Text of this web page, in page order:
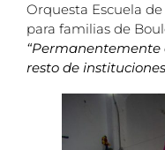
Orquesta Escuela
para familias de
“Permanentemente
resto de